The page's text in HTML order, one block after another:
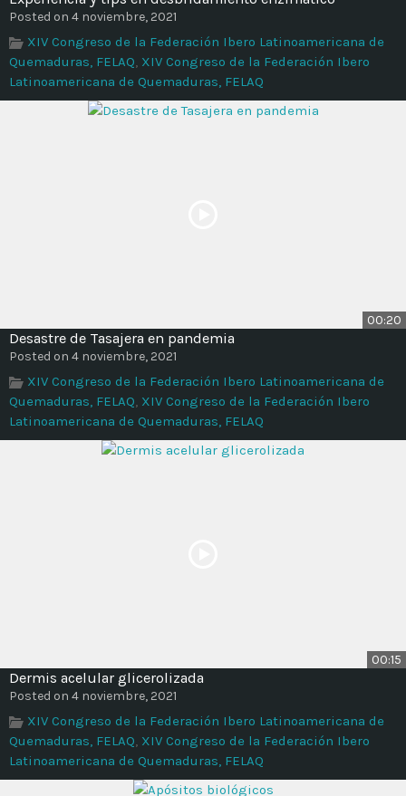
Time
Posted on 4 noviembre, 2021
XIV Congreso de la Federación Ibero Latinoamericana de
Quemaduras, FELAQ, XIV Congreso de la Federación Ibero
Latinoamericana de Quemaduras, FELAQ
00:20
Desastre de Tasajera en pandemia
Posted on 4 noviembre, 2021
XIV Congreso de la Federación Ibero Latinoamericana de
Quemaduras, FELAQ, XIV Congreso de la Federación Ibero
Latinoamericana de Quemaduras, FELAQ
00:15
Dermis acelular glicerolizada
Posted on 4 noviembre, 2021
XIV Congreso de la Federación Ibero Latinoamericana de
Quemaduras, FELAQ, XIV Congreso de la Federación Ibero
Latinoamericana de Quemaduras, FELAQ